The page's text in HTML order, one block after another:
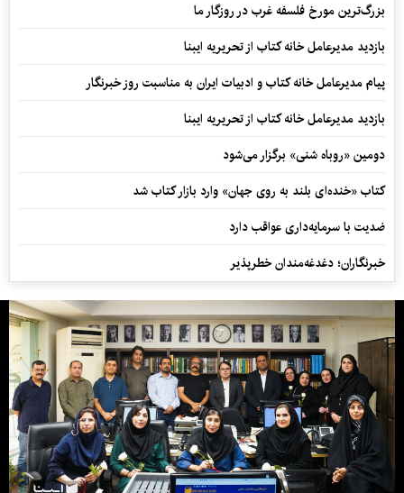
بزرگ‌ترین مورخ فلسفه غرب در روزگار ما
بازدید مدیرعامل خانه کتاب از تحریریه ایبنا
پیام مدیرعامل خانه کتاب و ادبیات ایران به مناسبت روز خبرنگار
بازدید مدیرعامل خانه کتاب از تحریریه ایبنا
دومین «روباه شنی» برگزار می‌شود
کتاب «خنده‌ای بلند به روی جهان» وارد بازار کتاب شد
ضدیت با سرمایه‌داری عواقب دارد
خبرنگاران؛ دغدغه‌مندان خطرپذیر